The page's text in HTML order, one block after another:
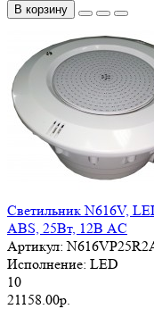
В корзину
Светильник N616V,
ABS, 25Вт, 12В AC
Артикул:
Исполнение: LED
10
21158.00р.